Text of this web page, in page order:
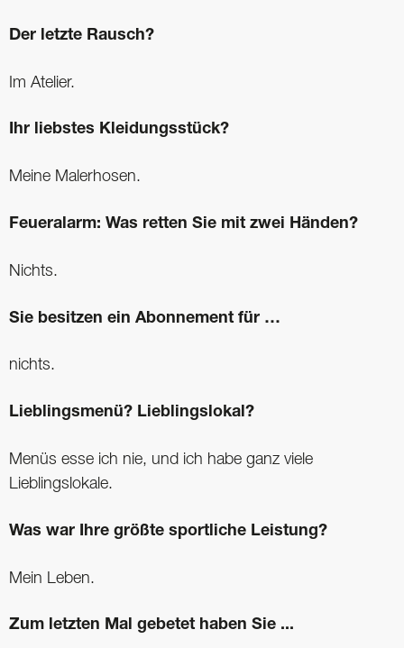
Der letzte Rausch?
Im Atelier.
Ihr liebstes Kleidungsstück?
Meine Malerhosen.
Feueralarm: Was retten Sie mit zwei Händen?
Nichts.
Sie besitzen ein Abonnement für …
nichts.
Lieblingsmenü? Lieblingslokal?
Menüs esse ich nie, und ich habe ganz viele
Lieblingslokale.
Was war Ihre größte sportliche Leistung?
Mein Leben.
Zum letzten Mal gebetet haben Sie ...